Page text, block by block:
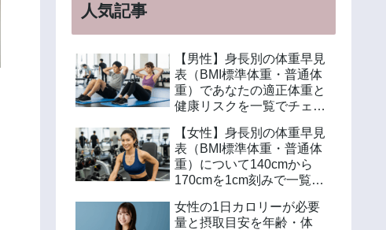
人気記事
【男性】身長別の体重早見
表（BMI標準体重・普通体
重）であなたの適正体重と
健康リスクを一覧でチェッ
【女性】身長別の体重早見
表（BMI標準体重・普通体
重）について140cmから
170cmを1cm刻みで一覧解
算方法も紹介
女性の1日カロリーが必要
量と摂取目安を年齢・体